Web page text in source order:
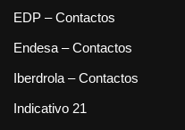
EDP – Contactos
Endesa – Contactos
Iberdrola – Contactos
Indicativo 21